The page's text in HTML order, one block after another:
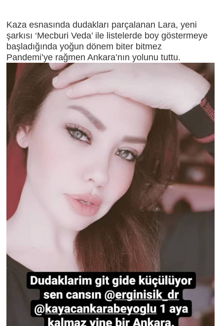
Kaza esnasında dudakları parçalanan Lara, yeni
şarkısı ‘Mecburi Veda’ ile listelerde boy göstermeye
başladığında yoğun dönem biter bitmez
Pandemi’ye rağmen Ankara’nın yolunu tuttu.